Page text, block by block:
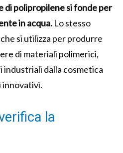
di polipropilene si fonde per
in acqua. Lo stesso
si utilizza per produrre
di materiali polimerici,
dalla cosmetica
innovativi.
la